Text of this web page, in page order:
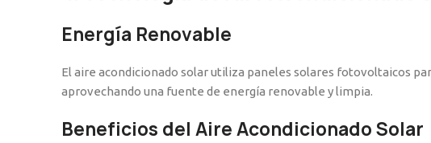
Energía Renovable
El aire acondicionado solar utiliza paneles solares fotovoltaicos
aprovechando una fuente de energía renovable y limpia.
Beneficios del Aire Acondicionado Solar